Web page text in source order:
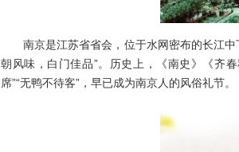
南京是江苏省省会，位于水网密布的长江中
朝风味，白门佳品”。历史上，《南史》《齐
席”“无鸭不待客”，早已成为南京人的风俗礼节。